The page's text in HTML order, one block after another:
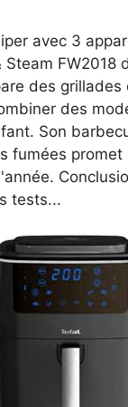
avec 3
Steam FW2018
des
des
Son
fumées
tests...